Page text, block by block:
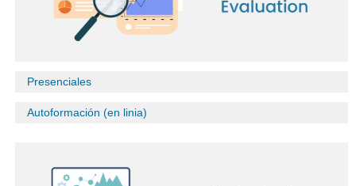
Presenciales
Autoformación (en linia)